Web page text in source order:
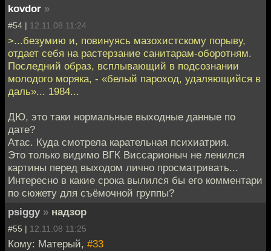
kovdor »
#54 | 12.11.08 11:24
>...безумию и, повинуясь мазохистскому порыву,
отдает себя на растерзание санитарам-оборотням.
Последний образ, всплывающий в подсознании
молодого моряка, - «белый пароход, удаляющийся в
даль»... 1984...
ДЮ, это таки нормальные выходные данные по
дате?
Атас. Куда смотрела карательная психиатрия.
Это только видимо ВГК Виссарионыч не ленился
картины перед выходом лично просматривать...
Интересно в какие срока вылился бы его комментари
по сюжету для съёмочной группы?
psiggy » надзор
#55 | 12.11.08 11:25
Кому: Матерый, #33